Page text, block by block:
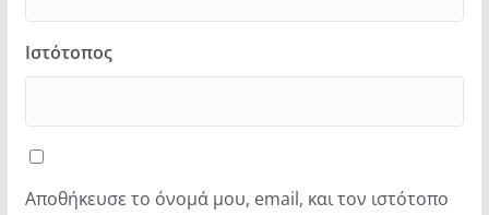
Ιστότοπος
Αποθήκευσε το όνομά μου, email, και τον ιστότοπο